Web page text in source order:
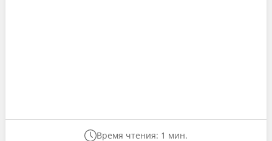
Время чтения: 1 мин.